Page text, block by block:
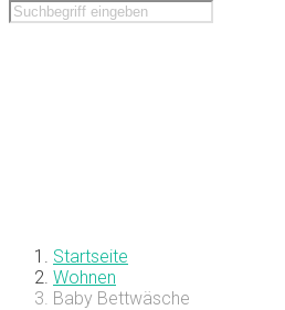
Startseite
Wohnen
Baby Bettwäsche